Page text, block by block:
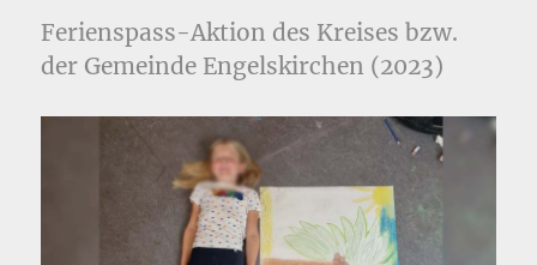
Ferienspass-Aktion des Kreises bzw.
der Gemeinde Engelskirchen (2023)